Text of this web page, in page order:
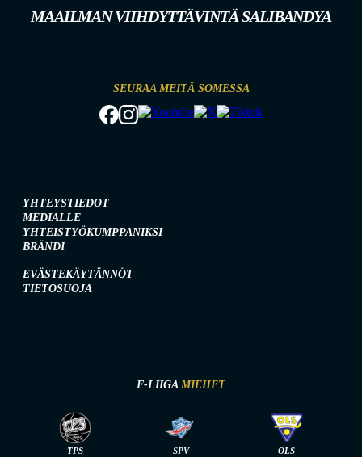
MAAILMAN VIIHDYTTÄVINTÄ SALIBANDYA
SEURAA MEITÄ SOMESSA
YHTEYSTIEDOT
MEDIALLE
YHTEISTYÖKUMPPANIKSI
BRÄNDI
EVÄSTEKÄYTÄNNÖT
TIETOSUOJA
F-LIIGA MIEHET
TPS SPV OLS